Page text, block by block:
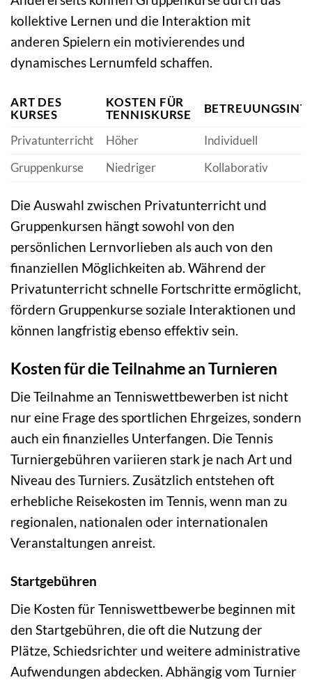
kollektive Lernen und die Interaktion mit
anderen Spielern ein motivierendes und
dynamisches Lernumfeld schaffen.
ART DES
KURSES
KOSTEN FÜR
TENNISKURSE
Privatunterricht Höher
Individuell
Gruppenkurse
Niedriger Kollaborativ
Die Auswahl zwischen Privatunterricht und
Gruppenkursen hängt sowohl von den
persönlichen Lernvorlieben als auch von den
finanziellen Möglichkeiten ab. Während der
Privatunterricht schnelle Fortschritte ermöglicht,
fördern Gruppenkurse soziale Interaktionen und
können langfristig ebenso effektiv sein.
Kosten für die Teilnahme an Turnieren
Die Teilnahme an Tenniswettbewerben ist nicht
nur eine Frage des sportlichen Ehrgeizes, sondern
auch ein finanzielles Unterfangen. Die Tennis
Turniergebühren variieren stark je nach Art und
Niveau des Turniers. Zusätzlich entstehen oft
erhebliche Reisekosten im Tennis, wenn man zu
regionalen, nationalen oder internationalen
Veranstaltungen anreist.
Startgebühren
Die Kosten für Tenniswettbewerbe beginnen mit
den Startgebühren, die oft die Nutzung der
Plätze, Schiedsrichter und weitere administrative
Aufwendungen abdecken. Abhängig vom Turnier